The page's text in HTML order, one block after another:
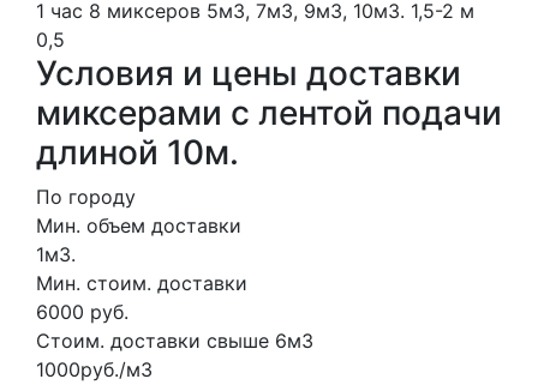
1 час 8 миксеров 5м3, 7м3, 9м3, 10м3. 1,5-2 м
0,5
Условия и цены доставки
миксерами с лентой подачи
длиной 10м.
По городу
Мин. объем доставки
1м3.
Мин. стоим. доставки
6000 руб.
Стоим. доставки свыше 6м3
1000руб./м3